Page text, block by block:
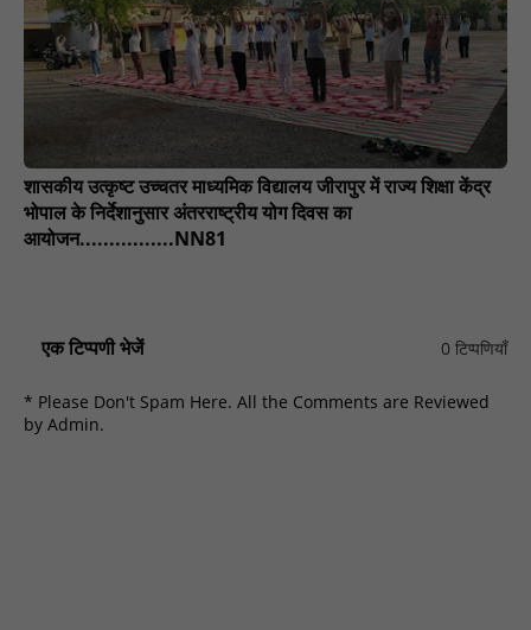
शासकीय उत्कृष्ट उच्चतर माध्यमिक विद्यालय जीरापुर में राज्य शिक्षा केंद्र
भोपाल के निर्देशानुसार अंतरराष्ट्रीय योग दिवस का
आयोजन................NN81
एक टिप्पणी भेजें 0 टिप्पणियाँ
* Please Don't Spam Here. All the Comments are Reviewed
by Admin.